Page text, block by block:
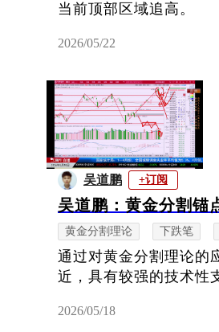
当前顶部区域追高。
2026/05/22
吴道鹏 +订阅
吴道鹏：黄金分割锚
黄金分割理论 下跌笔
通过对黄金分割理论的
近，具有较强的技术性
2026/05/18